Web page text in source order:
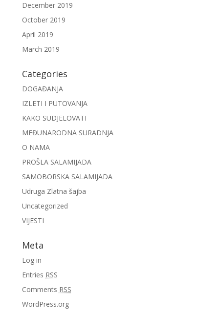
December 2019
October 2019
April 2019
March 2019
Categories
DOGAĐANJA
IZLETI I PUTOVANJA
KAKO SUDJELOVATI
MEĐUNARODNA SURADNJA
O NAMA
PROŠLA SALAMIJADA
SAMOBORSKA SALAMIJADA
Udruga Zlatna šajba
Uncategorized
VIJESTI
Meta
Log in
Entries RSS
Comments RSS
WordPress.org